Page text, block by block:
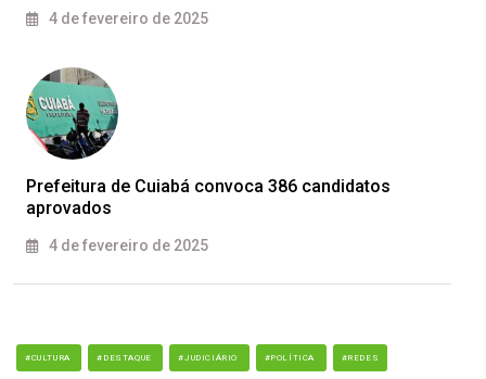
4 de fevereiro de 2025
Prefeitura de Cuiabá convoca 386 candidatos
aprovados
4 de fevereiro de 2025
#CULTURA #DESTAQUE #JUDICIÁRIO #POLÍTICA #REDES